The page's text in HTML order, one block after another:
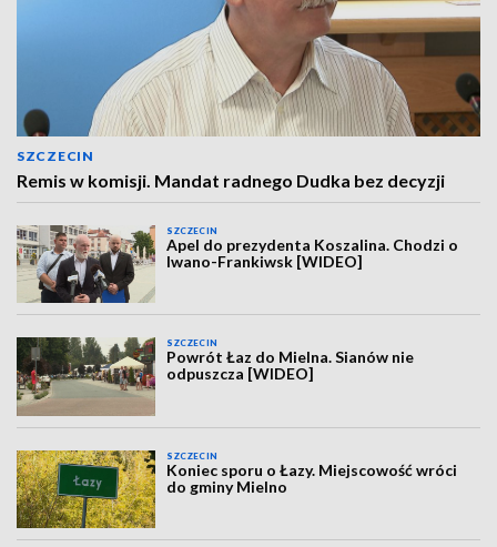
SZCZECIN
Remis w komisji. Mandat radnego Dudka bez decyzji
SZCZECIN
Apel do prezydenta Koszalina. Chodzi o
Iwano-Frankiwsk [WIDEO]
SZCZECIN
Powrót Łaz do Mielna. Sianów nie
odpuszcza [WIDEO]
SZCZECIN
Koniec sporu o Łazy. Miejscowość wróci
do gminy Mielno